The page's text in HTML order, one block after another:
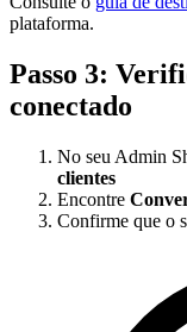
plataforma.
Passo 3:
conectado
No seu Admin
clientes
Encontre
Confirme que o